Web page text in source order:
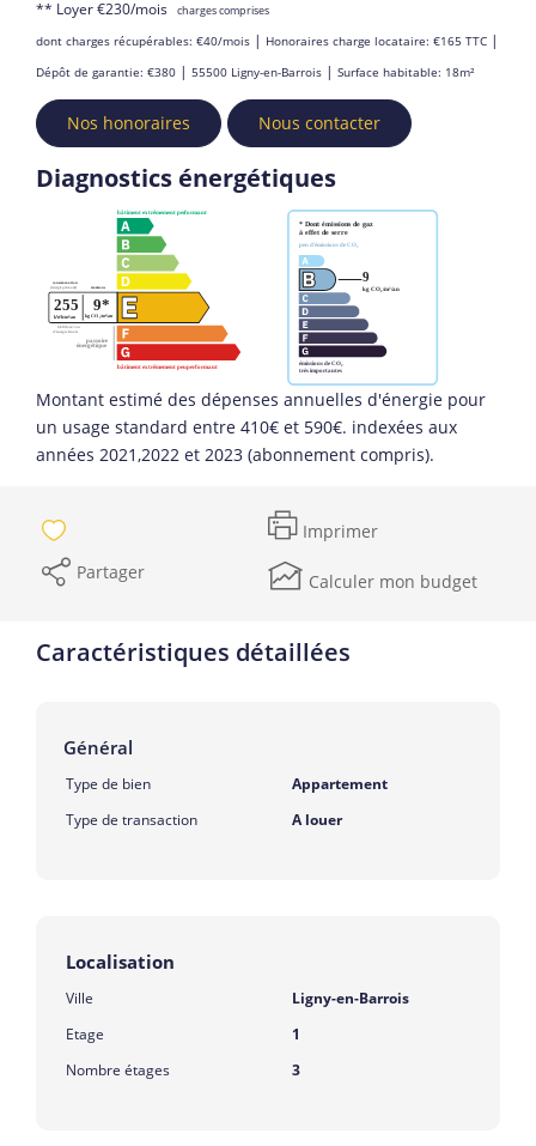
** Loyer €230/mois
charges comprises
dont charges récupérables: €40/mois | Honoraires charge locataire: €165 TTC |
Dépôt de garantie: €380 | 55500 Ligny-en-Barrois | Surface habitable: 18m²
Nos honoraires Nous contacter
Diagnostics énergétiques
Montant estimé des dépenses annuelles d'énergie pour
un usage standard entre 410€ et 590€. indexées aux
années 2021,2022 et 2023 (abonnement compris).
Imprimer
Partager
Calculer mon budget
Caractéristiques détaillées
Général
Type de bien
Appartement
Type de transaction
A louer
Localisation
Ville
Ligny-en-Barrois
Etage
1
Nombre étages
3